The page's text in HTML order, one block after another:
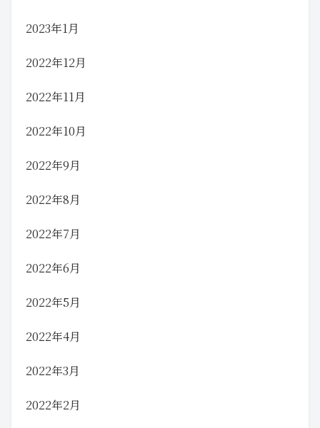
2023年1月
2022年12月
2022年11月
2022年10月
2022年9月
2022年8月
2022年7月
2022年6月
2022年5月
2022年4月
2022年3月
2022年2月